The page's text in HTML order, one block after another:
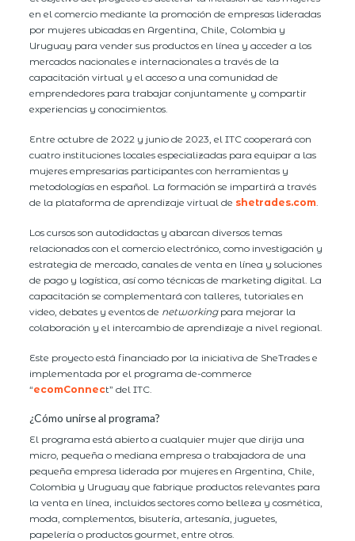
en el comercio mediante la promoción de empresas lideradas
por mujeres ubicadas en Argentina, Chile, Colombia y
Uruguay para vender sus productos en línea y acceder a los
mercados nacionales e internacionales a través de la
capacitación virtual y el acceso a una comunidad de
emprendedores para trabajar conjuntamente y compartir
experiencias y conocimientos.
Entre octubre de 2022 y junio de 2023, el ITC cooperará con
cuatro instituciones locales especializadas para equipar a las
mujeres empresarias participantes con herramientas y
metodologías en español. La formación se impartirá a través
de la plataforma de aprendizaje virtual de shetrades.com.
Los cursos son autodidactas y abarcan diversos temas
relacionados con el comercio electrónico, como investigación y
estrategia de mercado, canales de venta en línea y soluciones
de pago y logística, así como técnicas de marketing digital. La
capacitación se complementará con talleres, tutoriales en
video, debates y eventos de networkingpara mejorar la
colaboración y el intercambio de aprendizaje a nivel regional.
Este proyecto está financiado por la iniciativa de SheTrades e
implementada por el programa de-commerce
“ecomConnect” del ITC.
¿Cómo unirse al programa?
El programa está abierto a cualquier mujer que dirija una
micro, pequeña o mediana empresa o trabajadora de una
pequeña empresa liderada por mujeres en Argentina, Chile,
Colombia y Uruguay que fabrique productos relevantes para
la venta en línea, incluidos sectores como belleza y cosmética,
moda, complementos, bisutería, artesanía, juguetes,
papelería o productos gourmet, entre otros.